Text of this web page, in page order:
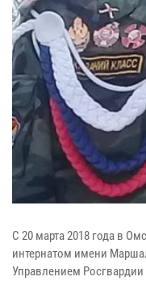
С 20 марта 2018 года в
интернатом имени
Управлением